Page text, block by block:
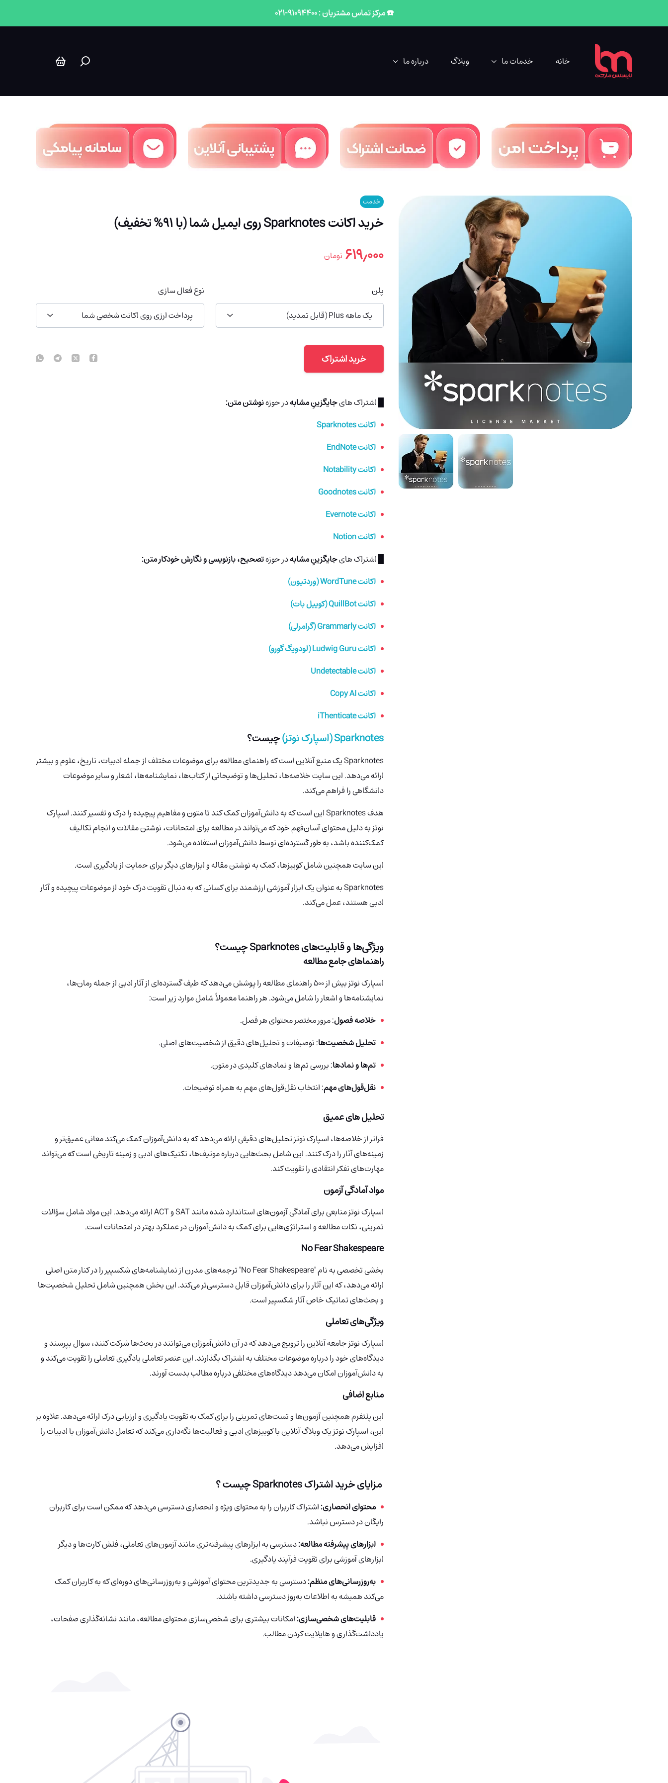
☎️ مرکز تماس مشتریان : 91094400-021
خانه خدمات ما وبلاگ درباره ما
خدمت
خرید اکانت Sparknotes روی ایمیل شما (با 91% تخفیف)
۶۱۹٫۰۰۰ تومان
پلن
یک ماهه Plus (قابل تمدید)
نوع فعال سازی
پرداخت ارزی روی اکانت شخصی شما
خرید اشتراک
█ اشتراک هایجایگزینِ مشابهدر حوزهنوشتن متن:
اکانت Sparknotes
اکانت EndNote
اکانت Notability
اکانت Goodnotes
اکانت Evernote
اکانت Notion
█ اشتراک هایجایگزینِ مشابهدر حوزهتصحیح، بازنویسی و نگارش خودکار متن:
اکانت WordTune (وردتیون)
اکانت QuillBot (کوییل بات)
اکانت Grammarly (گرامرلی)
اکانت Ludwig Guru (لودویگ گورو)
اکانت Undetectable
اکانت Copy AI
اکانت iThenticate
Sparknotes (اسپارک نوتز) چیست؟
Sparknotesیک منبع آنلاین است که راهنمای مطالعه برای موضوعات مختلف از جمله ادبیات، تاریخ، علوم و بیشتر
ارائه می‌دهد. این سایت خلاصه‌ها، تحلیل‌ها و توضیحاتی از کتاب‌ها، نمایشنامه‌ها، اشعار و سایر موضوعات
دانشگاهی را فراهم می‌کند.
هدف Sparknotes
این است که به دانش‌آموزان کمک کند تا متون و مفاهیم پیچیده را درک و تفسیر کنند. اسپارک
نوتز به دلیل محتوای آسان‌فهم خود که می‌تواند در مطالعه برای امتحانات، نوشتن مقالات و انجام تکالیف
کمک‌کننده باشد، به طور گسترده‌ای توسط دانش‌آموزان استفاده می‌شود.
این سایت همچنین شامل کوییزها، کمک به نوشتن مقاله و ابزارهای دیگر برای حمایت از یادگیری است.
Sparknotesبه عنوان یک ابزار آموزشی ارزشمند برای کسانی که به دنبال تقویت درک خود از موضوعات پیچیده و آثار
ادبی هستند، عمل می‌کند.
ویژگی‌ها و قابلیت‌های Sparknotes چیست؟
راهنماهای جامع مطالعه
اسپارک نوتز بیش از ۵۰۰ راهنمای مطالعه را پوشش می‌دهد که طیف گسترده‌ای از آثار ادبی از جمله رمان‌ها،
نمایشنامه‌ها و اشعار را شامل می‌شود. هر راهنما معمولاً شامل موارد زیر است:
خلاصه فصول: مرور مختصر محتوای هر فصل.
تحلیل شخصیت‌ها: توصیفات و تحلیل‌های دقیق از شخصیت‌های اصلی.
تم‌ها و نمادها: بررسی تم‌ها و نمادهای کلیدی در متون.
نقل‌قول‌های مهم: انتخاب نقل‌قول‌های مهم به همراه توضیحات.
تحلیل های عمیق
فراتر از خلاصه‌ها، اسپارک نوتز تحلیل‌های دقیقی ارائه می‌دهد که به دانش‌آموزان کمک می‌کند معانی عمیق‌تر و
زمینه‌های آثار را درک کنند. این شامل بحث‌هایی درباره موتیف‌ها، تکنیک‌های ادبی و زمینه تاریخی است که می‌تواند
مهارت‌های تفکر انتقادی را تقویت کند.
مواد آمادگی آزمون
اسپارک نوتز منابعی برای آمادگی آزمون‌های استاندارد شده مانند SAT و ACT ارائه می‌دهد. این مواد شامل سؤالات
تمرینی، نکات مطالعه و استراتژی‌هایی برای کمک به دانش‌آموزان در عملکرد بهتر در امتحانات است.
No Fear Shakespeare
بخشی تخصصی به نام "No Fear Shakespeare" ترجمه‌های مدرن از نمایشنامه‌های شکسپیر را در کنار متن اصلی
ارائه می‌دهد، که این آثار را برای دانش‌آموزان قابل دسترسی‌تر می‌کند. این بخش همچنین شامل تحلیل شخصیت‌ها
و بحث‌های تماتیک خاص آثار شکسپیر است.
ویژگی‌های تعاملی
اسپارک نوتز جامعه آنلاین را ترویج می‌دهد که در آن دانش‌آموزان می‌توانند در بحث‌ها شرکت کنند، سوال بپرسند و
دیدگاه‌های خود را درباره موضوعات مختلف به اشتراک بگذارند. این عنصر تعاملی یادگیری تعاملی را تقویت می‌کند و
به دانش‌آموزان امکان می‌دهد دیدگاه‌های مختلفی درباره مطالب بدست آورند.
منابع اضافی
این پلتفرم همچنین آزمون‌ها و تست‌های تمرینی را برای کمک به تقویت یادگیری و ارزیابی درک ارائه می‌دهد. علاوه بر
این، اسپارک نوتز یک وبلاگ آنلاین با کوییزهای ادبی و فعالیت‌ها نگه‌داری می‌کند که تعامل دانش‌آموزان با ادبیات را
افزایش می‌دهد.
مزایای خرید اشتراک Sparknotes چیست ؟
محتوای انحصاری:اشتراک کاربران را به محتوای ویژه و انحصاری دسترسی می‌دهد که ممکن است برای کاربران
رایگان در دسترس نباشد.
ابزارهای پیشرفته مطالعه:دسترسی به ابزارهای پیشرفته‌تری مانند آزمون‌های تعاملی، فلش کارت‌ها و دیگر
ابزارهای آموزشی برای تقویت فرآیند یادگیری.
به‌روزرسانی‌های منظم:دسترسی به جدیدترین محتوای آموزشی و به‌روزرسانی‌های دوره‌ای که به کاربران کمک
می‌کند همیشه به اطلاعات به‌روز دسترسی داشته باشند.
قابلیت‌های شخصی‌سازی:امکانات بیشتری برای شخصی‌سازی محتوای مطالعه، مانند نشانه‌گذاری صفحات،
یادداشت‌گذاری و هایلایت کردن مطالب.